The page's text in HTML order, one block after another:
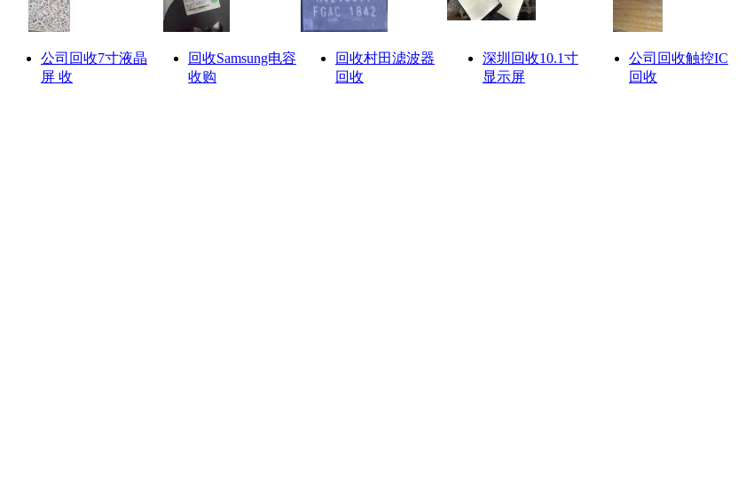
公司回收7寸液晶
屏 收
回收Samsung电容
收购
回收村田滤波器
回收
深圳回收10.1寸
显示屏
公司回收触控IC
回收